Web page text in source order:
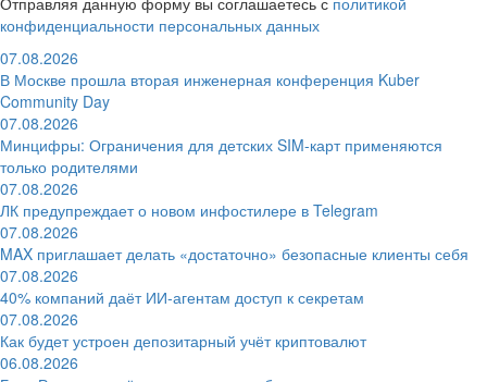
конфиденциальности персональных данных
07.08.2026
В Москве прошла вторая инженерная конференция Kuber
Community Day
07.08.2026
Минцифры: Ограничения для детских SIM-карт применяются
только родителями
07.08.2026
ЛК предупреждает о новом инфостилере в Telegram
07.08.2026
MAX приглашает делать «достаточно» безопасные клиенты себя
07.08.2026
40% компаний даёт ИИ‑агентам доступ к секретам
07.08.2026
Как будет устроен депозитарный учёт криптовалют
06.08.2026